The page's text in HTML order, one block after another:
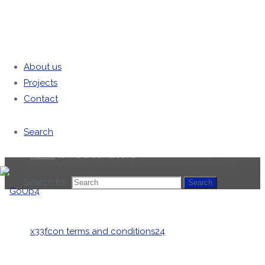
About us
Projects
Contact
Search
Search for: Search
terms & conditions
Home terms & conditions
x33fcon terms and conditions24